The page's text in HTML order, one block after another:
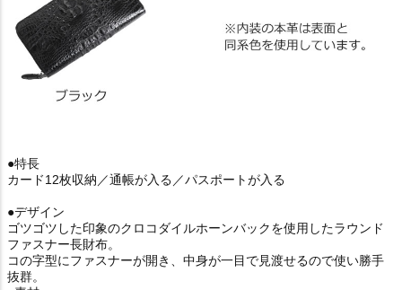
●特長
カード12枚収納／通帳が入る／パスポートが入る
●デザイン
ゴツゴツした印象のクロコダイルホーンバックを使用したラウンド
ファスナー長財布。
コの字型にファスナーが開き、中身が一目で見渡せるので使い勝手
抜群。